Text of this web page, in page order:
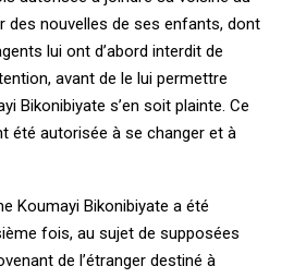
des nouvelles de ses enfants, dont
lui ont d’abord interdit de
avant de le lui permettre
Bikonibiyate s’en soit plainte. Ce
été autorisée à se changer et à
Koumayi Bikonibiyate a été
fois, au sujet de supposées
de l’étranger destiné à